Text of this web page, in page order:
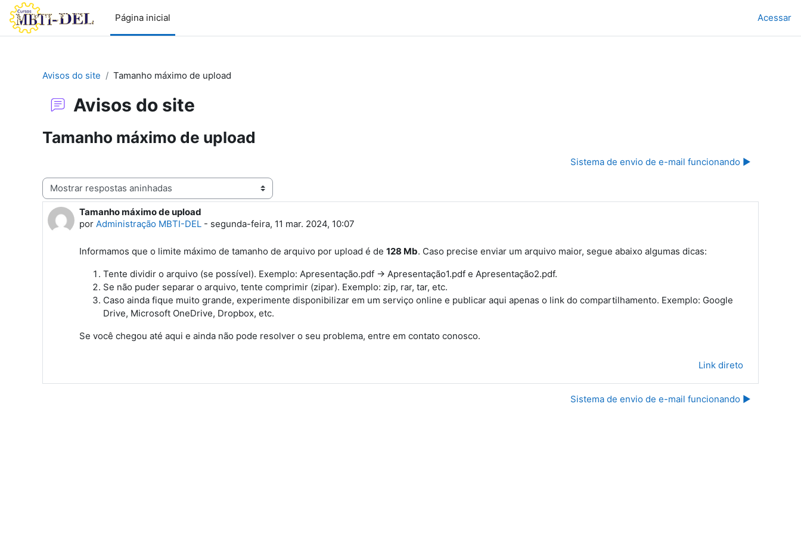
Ir para o conteúdo principal
Página inicial
Acessar
Avisos do site Tamanho máximo de upload
Avisos do site
Tamanho máximo de upload
Sistema de envio de e-mail funcionando ▶︎
Modo de visualização
Tamanho máximo de upload
por Administração MBTI-DEL - segunda-feira, 11 mar. 2024, 10:07
Número de respostas: 0
Informamos que o limite máximo de tamanho de arquivo por upload é de 128 Mb. Caso precise enviar um arquivo maior, segue abaixo algumas dicas:
Tente dividir o arquivo (se possível). Exemplo: Apresentação.pdf -> Apresentação1.pdf e Apresentação2.pdf.
Se não puder separar o arquivo, tente comprimir (zipar). Exemplo: zip, rar, tar, etc.
Caso ainda fique muito grande, experimente disponibilizar em um serviço online e publicar aqui apenas o link do compartilhamento. Exemplo: Google
Drive, Microsoft OneDrive, Dropbox, etc.
Se você chegou até aqui e ainda não pode resolver o seu problema, entre em contato conosco.
Link direto
Sistema de envio de e-mail funcionando ▶︎